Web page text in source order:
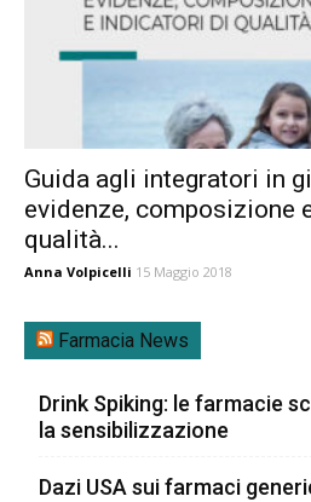
Guida agli integratori in
evidenze, composizione
qualità...
Anna Volpicelli 15 Maggio 2018
Farmacia News
Drink Spiking: le farmacie
la sensibilizzazione
Dazi USA sui farmaci